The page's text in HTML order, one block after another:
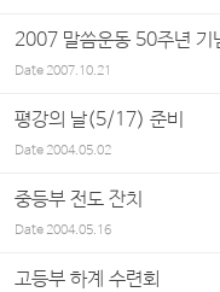
2007 말씀운동 50주년 기
Date2007.10.21
평강의 날(5/17) 준비
Date2004.05.02
중등부 전도 잔치
Date2004.05.16
고등부 하계 수련회